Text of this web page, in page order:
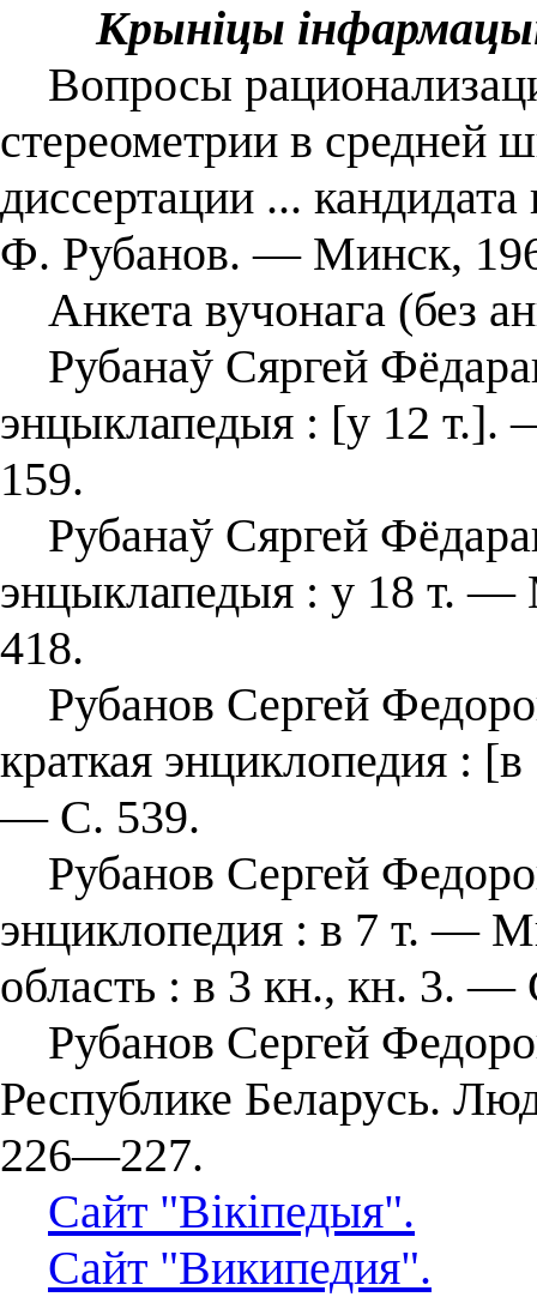
Крыніцы
Вопросы
стереометрии в средней
диссертации ...
Ф. Рубанов. — Минск,
Анкета вучонага (без
Рубанаў Сяргей
энцыклапедыя : [у 12
159.
Рубанаў Сяргей
энцыклапедыя : у 18 т.
418.
Рубанов Сергей
краткая энциклопедия :
— С. 539.
Рубанов Сергей
энциклопедия : в 7 т. —
область : в 3 кн., кн. 3. —
Рубанов Сергей
Республике Беларусь.
226—227.
Сайт "Вікіпедыя".
Сайт "Википедия".